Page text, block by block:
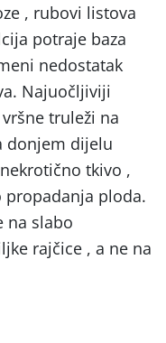
, rubovi listova
potraje baza
nedostatak
Najuočljiviji
truleži na
donjem dijelu
tkivo ,
ploda.
na slabo
rajčice , a ne na